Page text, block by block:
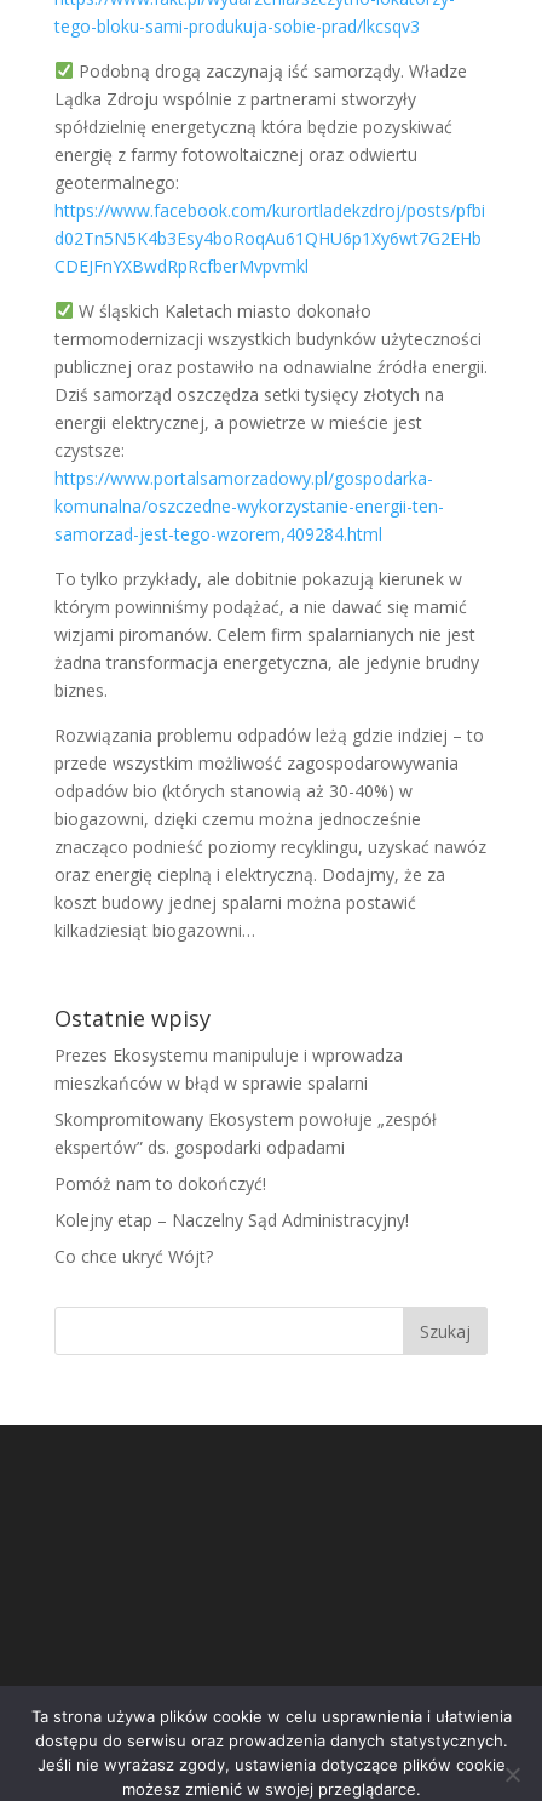
tego-bloku-sami-produkuja-sobie-prad/lkcsqv3
Podobną drogą zaczynają iść samorządy. Władze
Lądka Zdroju wspólnie z partnerami stworzyły
spółdzielnię energetyczną która będzie pozyskiwać
energię z farmy fotowoltaicznej oraz odwiertu
geotermalnego:
https://www.facebook.com/kurortladekzdroj/posts/pfbi
d02Tn5N5K4b3Esy4boRoqAu61QHU6p1Xy6wt7G2EHb
CDEJFnYXBwdRpRcfberMvpvmkl
W śląskich Kaletach miasto dokonało
termomodernizacji wszystkich budynków użyteczności
publicznej oraz postawiło na odnawialne źródła energii.
Dziś samorząd oszczędza setki tysięcy złotych na
energii elektrycznej, a powietrze w mieście jest
czystsze:
https://www.portalsamorzadowy.pl/gospodarka-
komunalna/oszczedne-wykorzystanie-energii-ten-
samorzad-jest-tego-wzorem,409284.html
To tylko przykłady, ale dobitnie pokazują kierunek w
którym powinniśmy podążać, a nie dawać się mamić
wizjami piromanów. Celem firm spalarnianych nie jest
żadna transformacja energetyczna, ale jedynie brudny
biznes.
Rozwiązania problemu odpadów leżą gdzie indziej – to
przede wszystkim możliwość zagospodarowywania
odpadów bio (których stanowią aż 30-40%) w
biogazowni, dzięki czemu można jednocześnie
znacząco podnieść poziomy recyklingu, uzyskać nawóz
oraz energię cieplną i elektryczną. Dodajmy, że za
koszt budowy jednej spalarni można postawić
kilkadziesiąt biogazowni…
Ostatnie wpisy
Prezes Ekosystemu manipuluje i wprowadza
mieszkańców w błąd w sprawie spalarni
Skompromitowany Ekosystem powołuje „zespół
ekspertów” ds. gospodarki odpadami
Pomóż nam to dokończyć!
Kolejny etap – Naczelny Sąd Administracyjny!
Co chce ukryć Wójt?
Ta strona używa plików cookie w celu usprawnienia i ułatwienia
dostępu do serwisu oraz prowadzenia danych statystycznych.
Jeśli nie wyrażasz zgody, ustawienia dotyczące plików cookie
możesz zmienić w swojej przeglądarce.